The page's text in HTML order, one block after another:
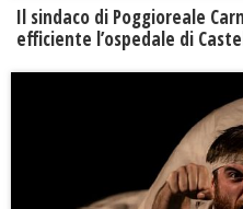
Il sindaco di Poggioreale
efficiente l’ospedale di